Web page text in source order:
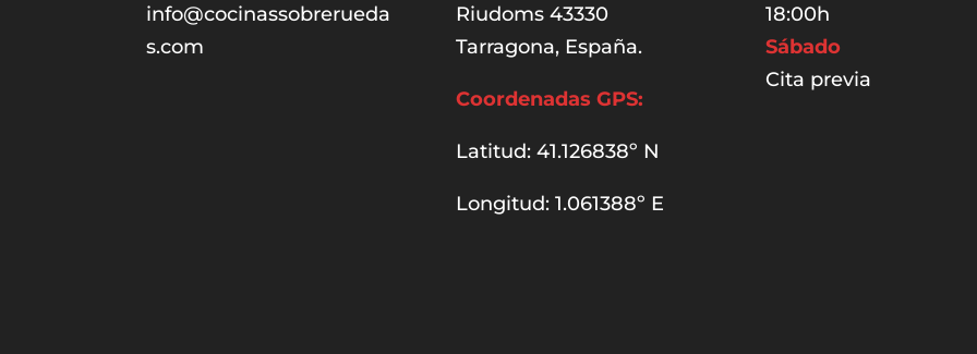
info@cocinassobrerueda
s.com
Riudoms 43330
Tarragona, España.
Coordenadas GPS:
Latitud: 41.126838º N
Longitud: 1.061388º E
18:00h
Sábado
Cita previa